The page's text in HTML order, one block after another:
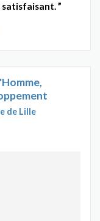
satisfaisant.
de Lille